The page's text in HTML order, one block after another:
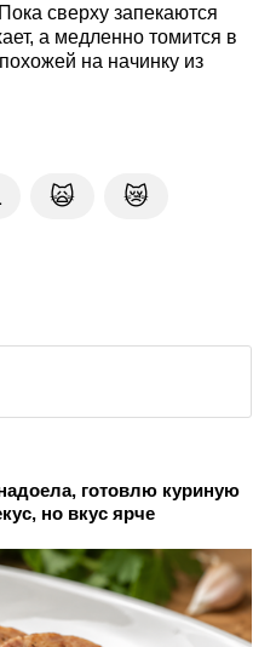
сверху запекаются
а медленно томится в
на начинку из
🙀 😿
готовлю куриную
но вкус ярче